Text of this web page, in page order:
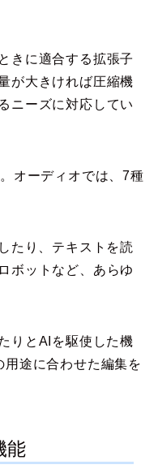
きに適合する拡張子
が大きければ圧縮機
ニーズに対応してい
オーディオでは、7種
たり、テキストを読
ボットなど、あらゆ
りとAIを駆使した機
途に合わせた編集を
能